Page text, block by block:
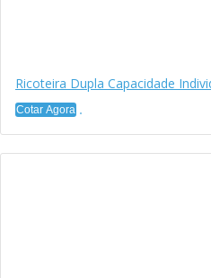
Ricoteira Dupla Capacidade
Cotar Agora